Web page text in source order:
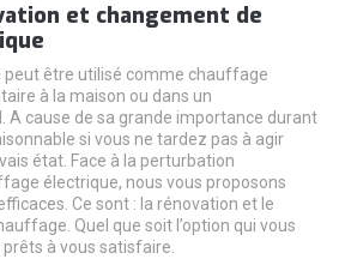
et changement de
peut être utilisé comme chauffage
à la maison ou dans un
A cause de sa grande importance durant
si vous ne tardez pas à agir
état. Face à la perturbation
électrique, nous vous proposons
Ce sont : la rénovation et le
Quel que soit l’option qui vous
à vous satisfaire.